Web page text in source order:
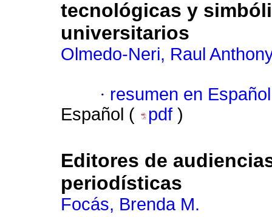
tecnológicas y
universitarios
Olmedo-Neri, Raul
· resumen en Español
Español (
pdf )
Editores de
periodísticas
Focás, Brenda M.